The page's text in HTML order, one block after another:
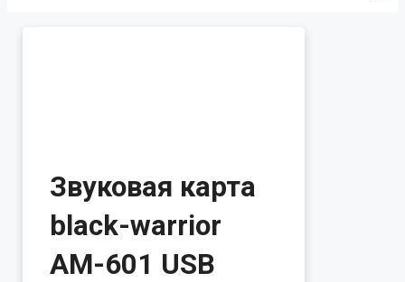
Звуковая карта
black-warrior
AM-601 USB